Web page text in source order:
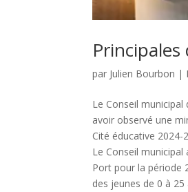
par Julien Bourbon |
Le Conseil
avoir observé une
Cité éducative 2024-
Le Conseil
Port pour la période
des jeunes de 0 à